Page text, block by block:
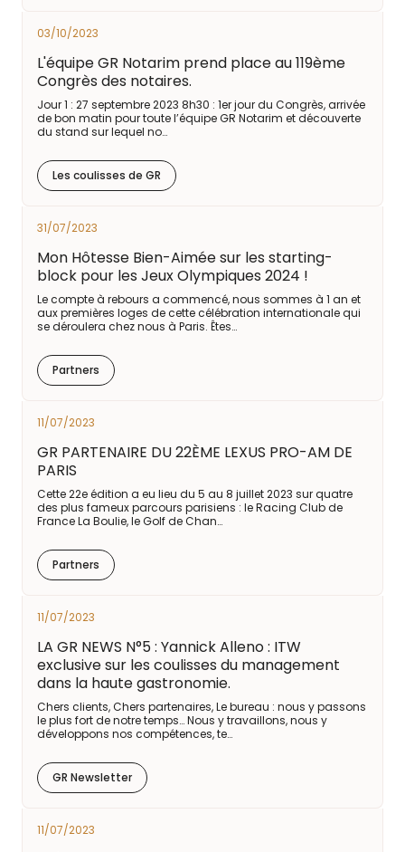
03/10/2023
L'équipe GR Notarim prend place au 119ème
Congrès des notaires.
Jour 1 : 27 septembre 2023 8h30 : 1er jour du Congrès, arrivée
de bon matin pour toute l’équipe GR Notarim et découverte
du stand sur lequel no…
Les coulisses de GR
31/07/2023
Mon Hôtesse Bien-Aimée sur les starting-
block pour les Jeux Olympiques 2024 !
Le compte à rebours a commencé, nous sommes à 1 an et
aux premières loges de cette célébration internationale qui
se déroulera chez nous à Paris. Êtes…
Partners
11/07/2023
GR PARTENAIRE DU 22ÈME LEXUS PRO-AM DE
PARIS
Cette 22e édition a eu lieu du 5 au 8 juillet 2023 sur quatre
des plus fameux parcours parisiens : le Racing Club de
France La Boulie, le Golf de Chan…
Partners
11/07/2023
LA GR NEWS N°5 : Yannick Alleno : ITW
exclusive sur les coulisses du management
dans la haute gastronomie.
Chers clients, Chers partenaires, Le bureau : nous y passons
le plus fort de notre temps… Nous y travaillons, nous y
développons nos compétences, te…
GR Newsletter
11/07/2023